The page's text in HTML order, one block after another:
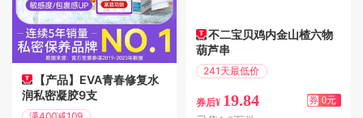
【产品】EVA青春修复水
润私密凝胶9支
不二宝贝鸡内金山楂六物
葫芦串
241天最低价
券后¥ 19.84 券 0元